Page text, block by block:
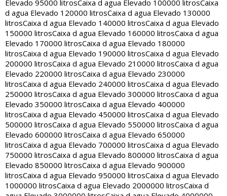
Elevado 95000 litrosCaixa d agua Elevado 100000 litrosCaixa
d agua Elevado 120000 litrosCaixa d agua Elevado 130000
litrosCaixa d agua Elevado 140000 litrosCaixa d agua Elevado
150000 litrosCaixa d agua Elevado 160000 litrosCaixa d agua
Elevado 170000 litrosCaixa d agua Elevado 180000
litrosCaixa d agua Elevado 190000 litrosCaixa d agua Elevado
200000 litrosCaixa d agua Elevado 210000 litrosCaixa d agua
Elevado 220000 litrosCaixa d agua Elevado 230000
litrosCaixa d agua Elevado 240000 litrosCaixa d agua Elevado
250000 litrosCaixa d agua Elevado 300000 litrosCaixa d agua
Elevado 350000 litrosCaixa d agua Elevado 400000
litrosCaixa d agua Elevado 450000 litrosCaixa d agua Elevado
500000 litrosCaixa d agua Elevado 550000 litrosCaixa d agua
Elevado 600000 litrosCaixa d agua Elevado 650000
litrosCaixa d agua Elevado 700000 litrosCaixa d agua Elevado
750000 litrosCaixa d agua Elevado 800000 litrosCaixa d agua
Elevado 850000 litrosCaixa d agua Elevado 900000
litrosCaixa d agua Elevado 950000 litrosCaixa d agua Elevado
1000000 litrosCaixa d agua Elevado 2000000 litrosCaixa d